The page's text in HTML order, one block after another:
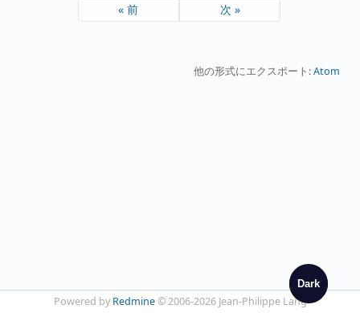
Dark
« 前 次 »
他の形式にエクスポート:Atom
Powered by Redmine© 2006-2026 Jean-Philippe Lang